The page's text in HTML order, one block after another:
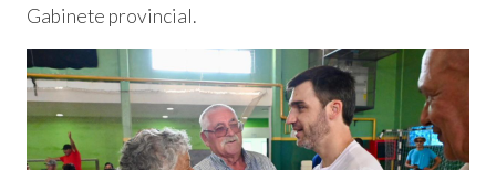
Gabinete provincial.